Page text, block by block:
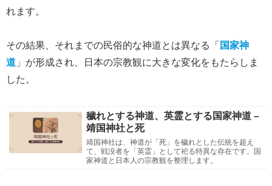
れます。
その結果、それまでの民俗的な神道とは異なる「 国家神
道 」が形成され、日本の宗教観に大きな変化をもたらしま
した。
穢れとする神道、英霊とする国家神道 –
靖国神社と死
靖国神社は、神道が「死」を穢れとした伝統を超え
て、戦没者を「英霊」として祀る特異な存在です。国
家神道と日本人の宗教観を整理します。